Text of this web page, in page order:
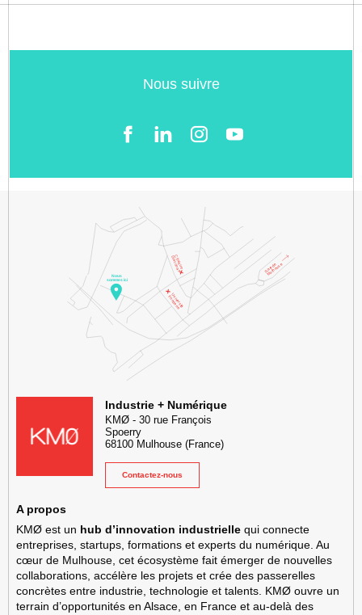
Nous suivre
KMØ Hub d’innovation industrielle et lieu événementiel au cœur
Industrie + Numérique
KMØ- 30 rue François
Spoerry
68100 Mulhouse (France)
Contactez-nous
A propos
KMØ est un hub d’innovation industrielle qui connecte
entreprises, startups, formations et experts du numérique. Au
cœur de Mulhouse, cet écosystème fait émerger de nouvelles
collaborations, accélère les projets et crée des passerelles
concrètes entre industrie, technologie et talents. KMØ ouvre un
terrain d’opportunités en Alsace, en France et au-delà des